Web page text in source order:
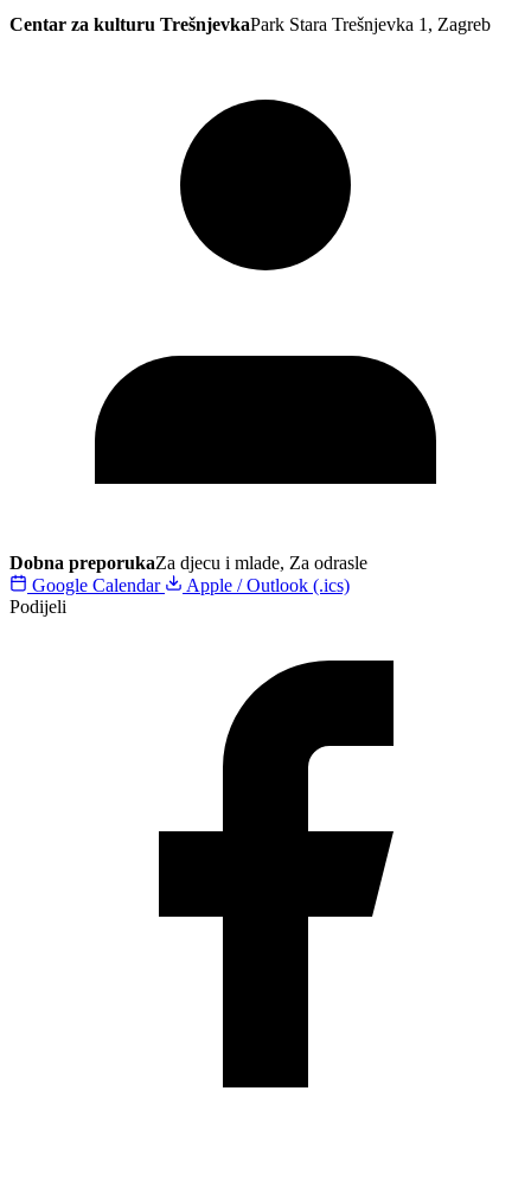
Centar za kulturu TrešnjevkaPark Stara Trešnjevka 1, Zagreb
Dobna preporukaZa djecu i mlade, Za odrasle
Google Calendar
Apple / Outlook (.ics)
Podijeli